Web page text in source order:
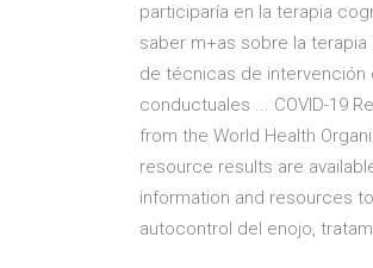
participaría en la terapia
saber m+as sobre la
de técnicas de intervención
conductuales ... COVID-19
from the World Health
resource results are
information and resources
autocontrol del enojo,